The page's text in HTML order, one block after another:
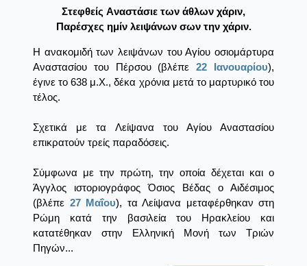
Στεφθείς Aναστάσιε των άθλων χάριν,
Παρέσχες ημίν λειψάνων σων την χάριν.
Η ανακομιδή των λειψάνων του Αγίου οσιομάρτυρα
Αναστασίου του Πέρσου (βλέπε22 Ιανουαρίου),
έγινε το 638 μ.Χ., δέκα χρόνια μετά το μαρτυρικό του
τέλος.
Σχετικά με τα Λείψανα του Αγίου Αναστασίου
επικρατούν τρείς παραδόσεις.
Σύμφωνα με την πρώτη, την οποία δέχεται και ο
Άγγλος ιστοριογράφος Όσιος Βέδας ο Αιδέσιμος
(βλέπε 27 Μαΐου), τα Λείψανα μεταφέρθηκαν στη
Ρώμη κατά την βασιλεία του Ηρακλείου και
κατατέθηκαν στην Ελληνική Μονή των Τριών
Πηγών...